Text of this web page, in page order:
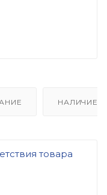
НАЛИЧИЕ
товара